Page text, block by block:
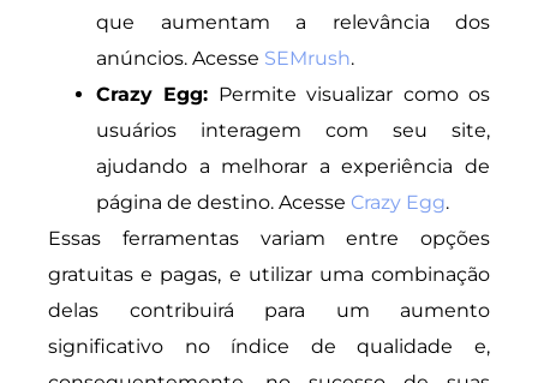
que aumentam a relevância dos
anúncios. Acesse SEMrush.
Crazy Egg: Permite visualizar como os
usuários interagem com seu site,
ajudando a melhorar a experiência de
página de destino. Acesse Crazy Egg.
Essas ferramentas variam entre opções
gratuitas e pagas, e utilizar uma combinação
delas contribuirá para um aumento
significativo no índice de qualidade e,